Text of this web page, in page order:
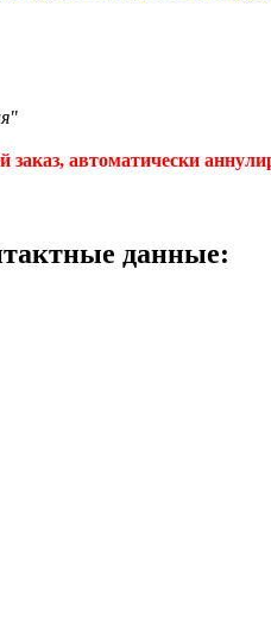
автоматически
данные: